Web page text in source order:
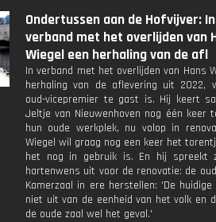
Ondertussen aan de Hofvijver: In
verband met het overlijden van
Wiegel een herhaling van de afl
In verband met het overlijden van Hans
herhaling van de aflevering uit 2022,
oud-vicepremier te gast is. Hij keert
Jeltje van Nieuwenhoven nog één keer
hun oude werkplek, nu volop in
Wiegel wil graag nog een keer het
het nog in gebruik is. En hij spreekt
hartenwens uit voor de renovatie: de
Kamerzaal in ere herstellen: 'De
niet uit van de eenheid van het volk en
de oude zaal wel het geval.'